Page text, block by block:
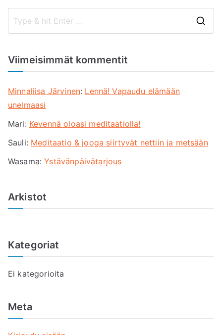
Viimeisimmät kommentit
Minnaliisa Järvinen: Lennä! Vapaudu elämään
unelmaasi
Mari: Kevennä oloasi meditaatiolla!
Sauli: Meditaatio & jooga siirtyvät nettiin ja metsään
Wasama:Ystävänpäivätarjous
Arkistot
Kategoriat
Ei kategorioita
Meta